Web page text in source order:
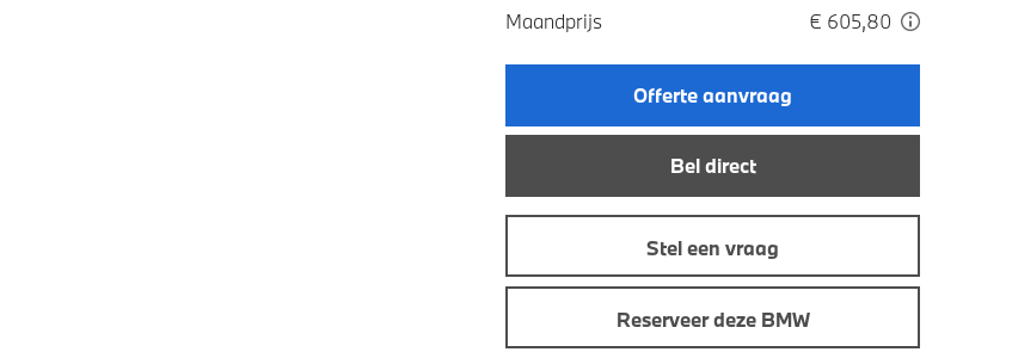
Maandprijs € 605,80
Offerte aanvraag
Bel direct
Stel een vraag
Reserveer deze BMW